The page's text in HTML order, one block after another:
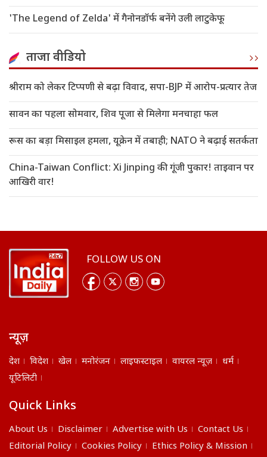
'The Legend of Zelda' में गैनोनडॉर्फ बनेंगे उली लाटुकेफू
ताजा वीडियो
श्रीराम को लेकर टिप्पणी से बढ़ा विवाद, सपा-BJP में आरोप-प्रत्यार तेज
सावन का पहला सोमवार, शिव पूजा से मिलेगा मनचाहा फल
रूस का बड़ा मिसाइल हमला, यूक्रेन में तबाही; NATO ने बढ़ाई सतर्कता
China-Taiwan Conflict: Xi Jinping की गूंजी पुकार! ताइवान पर
आखिरी वार!
FOLLOW US ON
न्यूज़
देश विदेश खेल मनोरंजन लाइफस्टाइल वायरल न्यूज़
धर्म
यूटिलिटी
Quick Links
About Us Disclaimer Advertise with Us
Contact Us
Editorial Policy
Cookies Policy Ethics Policy & Mission